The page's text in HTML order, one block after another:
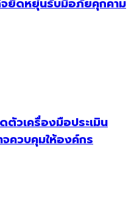
ยืดหยุ่นรับมือภัยคุกคาม
วเครื่องมือประเมิน
จควบคุมให้องค์กร